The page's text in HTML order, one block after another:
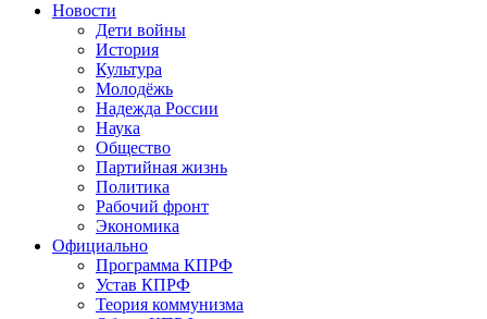
Новости
Дети войны
История
Культура
Молодёжь
Надежда России
Наука
Общество
Партийная жизнь
Политика
Рабочий фронт
Экономика
Официально
Программа КПРФ
Устав КПРФ
Теория коммунизма